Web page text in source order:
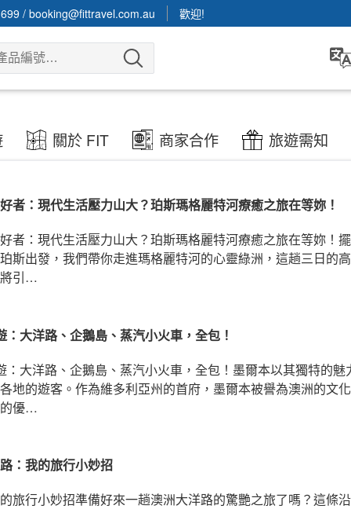
/booking@fittravel.com.au 歡迎!
關於 FIT 商家合作 旅遊需知
者：現代生活壓力山大？珀斯瑪格麗特河療癒之旅在等妳！
者：現代生活壓力山大？珀斯瑪格麗特河療癒之旅在等妳！
斯出發，我們帶你走進瑪格麗特河的心靈綠洲，這趟三日的
引…
：大洋路、企鵝島、蒸汽小火車，全包！
：大洋路、企鵝島、蒸汽小火車，全包！墨爾本以其獨特的魅
地的遊客。作為維多利亞州的首府，墨爾本被譽為澳洲的文
優…
：我的旅行小妙招
旅行小妙招準備好來一趟澳洲大洋路的驚艷之旅了嗎？這條